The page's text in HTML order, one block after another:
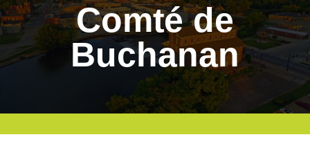
Comté de
Buchanan